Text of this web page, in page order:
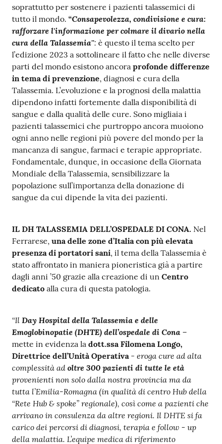
m
m
i
n
i
s
t
r
a
z
i
o
n
e
t
r
a
a
r
e
n
t
e
Fornitori
Seguici
su
soprattutto per sostenere i pazienti talassemici di
tutto il mondo. “Consapevolezza, condivisione e cura:
rafforzare l'informazione per colmare il divario nella
cura della Talassemia'': è questo il tema scelto per
l’edizione 2023 a sottolineare il fatto che nelle diverse
parti del mondo esistono ancora profonde differenze
in tema di prevenzione, diagnosi e cura della
Talassemia. L’evoluzione e la prognosi della malattia
dipendono infatti fortemente dalla disponibilità di
sangue e dalla qualità delle cure. Sono migliaia i
pazienti talassemici che purtroppo ancora muoiono
ogni anno nelle regioni più povere del mondo per la
mancanza di sangue, farmaci e terapie appropriate.
Fondamentale, dunque, in occasione della Giornata
Mondiale della Talassemia, sensibilizzare la
popolazione sull’importanza della donazione di
sangue da cui dipende la vita dei pazienti.
IL DH TALASSEMIA DELL’OSPEDALE DI CONA. Nel
Ferrarese, una delle zone d’Italia con più elevata
presenza di portatori sani, il tema della Talassemia è
stato affrontato in maniera pioneristica già a partire
dagli anni ’50 grazie alla creazione di un Centro
dedicato alla cura di questa patologia.
“Il Day Hospital della Talassemia e delle
Emoglobinopatie (DHTE) dell’ospedale di Cona –
mette in evidenza la dott.ssa Filomena Longo,
Direttrice dell’Unità Operativa - eroga cure ad alta
complessità adoltre 300 pazienti di tutte le età
provenienti non solo dalla nostra provincia ma da
tutta l’Emilia-Romagna (in qualità di centro Hub della
“Rete Hub & spoke” regionale), così come a pazienti che
arrivano in consulenza da altre regioni. Il DHTE si fa
carico dei percorsi di diagnosi, terapia e follow - up
della malattia. L’equipe medica di riferimento